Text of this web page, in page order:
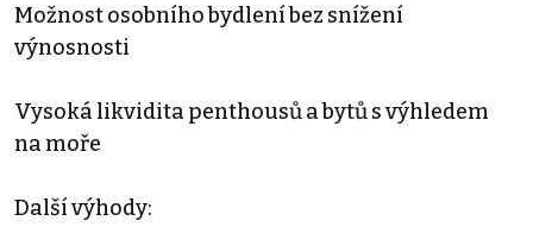
Možnost osobního bydlení bez snížení
výnosnosti
Vysoká likvidita penthousů a bytů s výhledem
na moře
Další výhody: